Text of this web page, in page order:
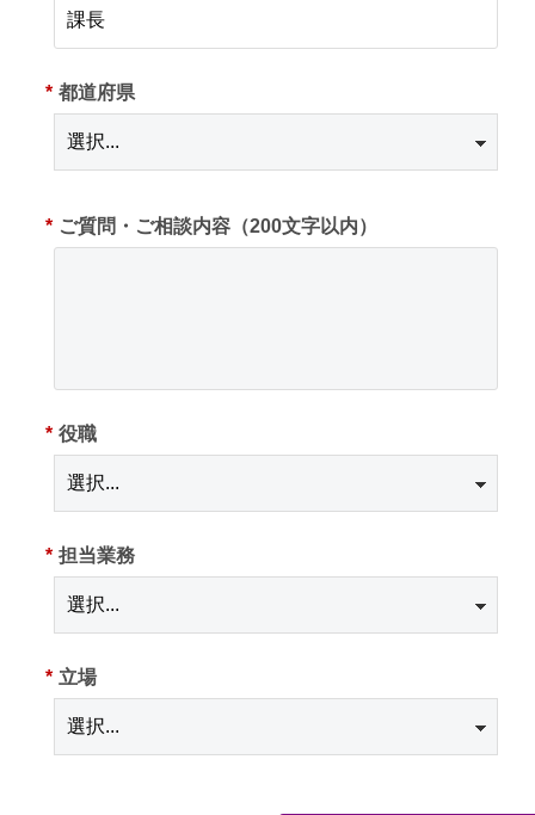
* 都道府県
* ご質問・ご相談内容（200文字以内）
* 役職
* 担当業務
* 立場